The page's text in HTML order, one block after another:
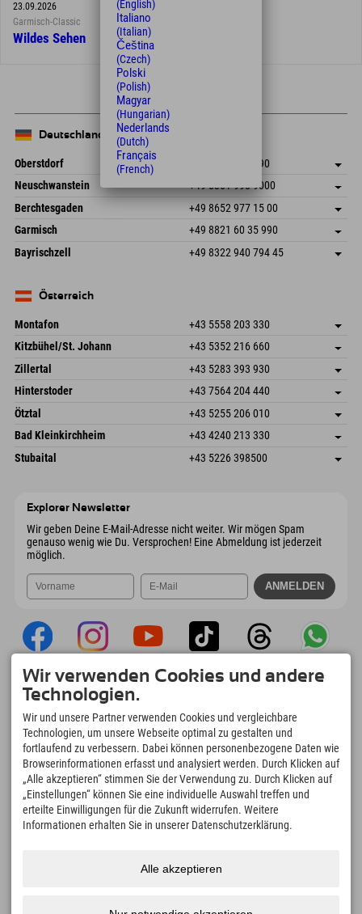
23.09.2026
Garmisch-Classic
Wildes Sehen
Deutschland
Oberstdorf +49 8322 940 790
An der Breitach 3
Deutschland
Adresse speichern
Buchen
Neuschwanstein +49 8361 998 9000
An der Riese 45
87484 Nesselwang im Allgäu
Deutschland
Adresse speichern
Anreiseinfos
Buchen
Berchtesgaden +49 8652 977 15 00
Hofreitstr. 7
Deutschland
Adresse speichern
Buchen
Garmisch +49 8821 60 35 990
Frickenstraße 22
82490 Farchant
Adresse speichern
Anreiseinfos
Bayrischzell +49 8322 940 794 45
Deutschland
Österreich
Montafon +43 5558 203 330
Dorfstr. 127b
6793 Gaschurn/Montafon
Österreich
Adresse speichern
Buchen
Kitzbühel/St. Johann +43 5352 216 660
Speckbacherstraße 87
6380 St. Johann in Tirol
Österreich
Adresse speichern
Anreiseinfos
Buchen
Zillertal +43 5283 393 930
Schmiedau 2
Österreich
Adresse speichern
Buchen
Hinterstoder +43 7564 204 440
Freizeitpark 10
4573 Hinterstoder
Österreich
Adresse speichern
Anreiseinfos
Buchen
Ötztal +43 5255 206 010
Gscheat 14
Österreich
Adresse speichern
Buchen
Bad Kleinkirchheim +43 4240 213 330
Dorfstraße 24
9546 Bad Kleinkirchheim
Adresse speichern
Anreiseinfos
Stubaital +43 5226 398500
Explorer Newsletter
Wir geben Deine E-Mail-Adresse nicht weiter. Wir mögen Spam
genauso wenig wie Du. Versprochen! Eine Abmeldung ist jederzeit
möglich.
Explorer App
Upload Deiner #ExplorerMoments, Mein
Explorer To Go mit Buchungsübersicht,
Bucketlist, Restaurantübersicht uvm. Jetzt
downloaden!
Zeit für Explorer Moments
166
Bergseen und Erlebnisbäder
4.634km
Pisten zum Skifahren und
97
Wir verwenden Cookies und andere
Technologien.
Wir und unsere Partner verwenden Cookies und vergleichbare
Technologien, um unsere Webseite optimal zu gestalten und
fortlaufend zu verbessern. Dabei können personenbezogene Daten wie
Browserinformationen erfasst und analysiert werden. Durch Klicken auf
„Alle akzeptieren“ stimmen Sie der Verwendung zu. Durch Klicken auf
„Einstellungen“ können Sie eine individuelle Auswahl treffen und
erteilte Einwilligungen für die Zukunft widerrufen. Weitere
Informationen erhalten Sie in unserer Datenschutzerklärung.
Alle akzeptieren
(English)
Italiano
(Italian)
Čeština
(Czech)
Polski
(Polish)
Magyar
(Hungarian)
Nederlands
(Dutch)
Français
(French)